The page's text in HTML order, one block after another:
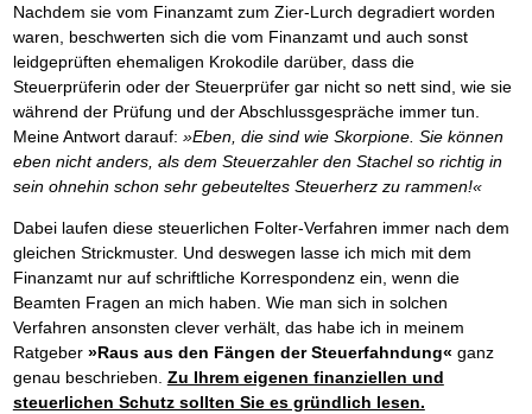
Nachdem sie vom Finanzamt zum Zier-Lurch degradiert worden
waren, beschwerten sich die vom Finanzamt und auch sonst
leidgeprüften ehemaligen Krokodile darüber, dass die
Steuerprüferin oder der Steuerprüfer gar nicht so nett sind, wie sie
während der Prüfung und der Abschlussgespräche immer tun.
Meine Antwort darauf: »Eben, die sind wie Skorpione. Sie können
eben nicht anders, als dem Steuerzahler den Stachel so richtig in
sein ohnehin schon sehr gebeuteltes Steuerherz zu rammen!«
Dabei laufen diese steuerlichen Folter-Verfahren immer nach dem
gleichen Strickmuster. Und deswegen lasse ich mich mit dem
Finanzamt nur auf schriftliche Korrespondenz ein, wenn die
Beamten Fragen an mich haben. Wie man sich in solchen
Verfahren ansonsten clever verhält, das habe ich in meinem
Ratgeber »Raus aus den Fängen der Steuerfahndung« ganz
genau beschrieben. Zu Ihrem eigenen finanziellen und
steuerlichen Schutz sollten Sie es gründlich lesen.